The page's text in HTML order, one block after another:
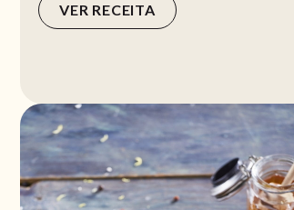
VER RECEITA